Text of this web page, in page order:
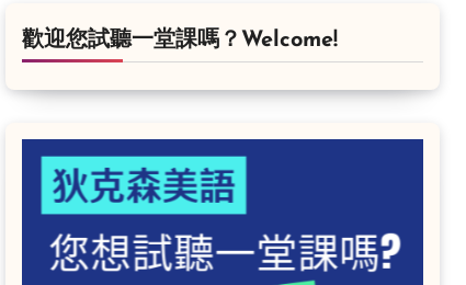
歡迎您試聽一堂課嗎？Welcome!